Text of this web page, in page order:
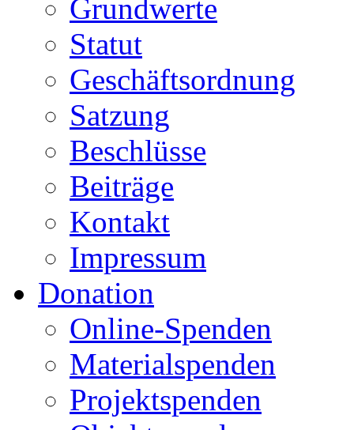
Grundwerte
Statut
Geschäftsordnung
Satzung
Beschlüsse
Beiträge
Kontakt
Impressum
Donation
Online-Spenden
Materialspenden
Projektspenden